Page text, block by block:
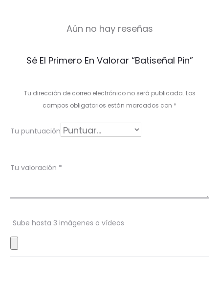
r
i
o
e
s
Aún no hay reseñas
Sé El Primero En Valorar “Batiseñal Pin”
Tu dirección de correo electrónico no será publicada. Los
campos obligatorios están marcados con *
Tu puntuación
Tu valoración *
Sube hasta 3 imágenes o vídeos